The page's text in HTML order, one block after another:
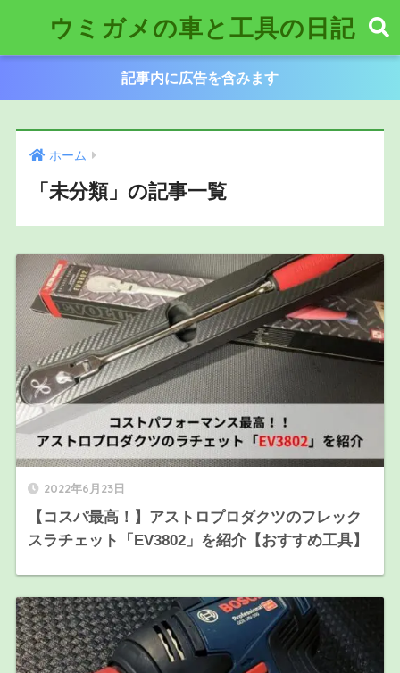
ウミガメの車と工具の日記
記事内に広告を含みます
ホーム
「未分類」の記事一覧
2022年6月23日
【コスパ最高！】アストロプロダクツのフレック
スラチェット「EV3802」を紹介【おすすめ工具】